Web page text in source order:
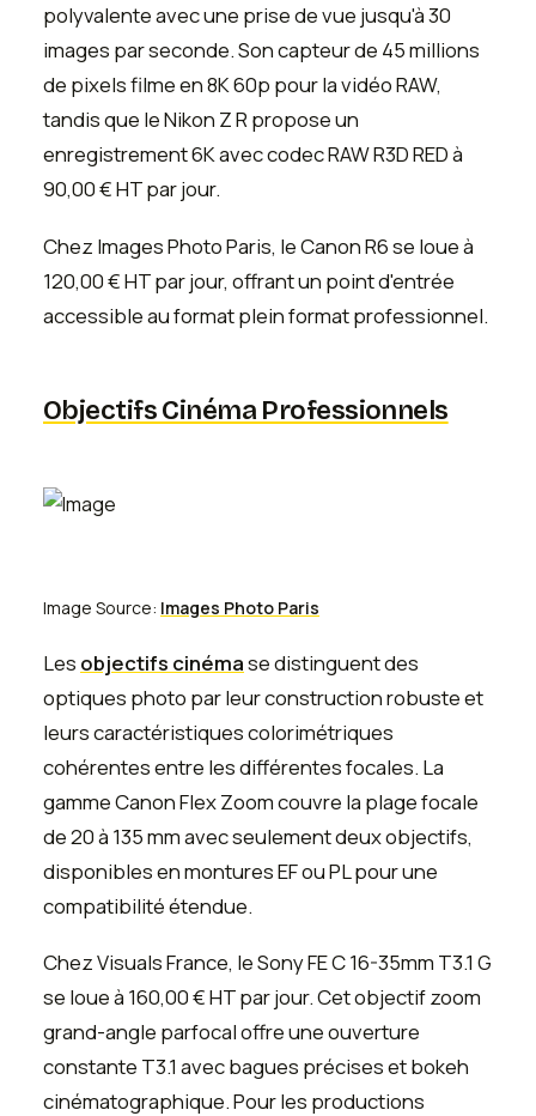
polyvalente avec une prise de vue jusqu'à 30
images par seconde. Son capteur de 45 millions
de pixels filme en 8K 60p pour la vidéo RAW,
tandis que le Nikon Z R propose un
enregistrement 6K avec codec RAW R3D RED à
90,00 € HT par jour.
Chez Images Photo Paris, le Canon R6 se loue à
120,00 € HT par jour, offrant un point d'entrée
accessible au format plein format professionnel.
Objectifs Cinéma Professionnels
Image Source: Images Photo Paris
Les objectifs cinémase distinguent des
optiques photo par leur construction robuste et
leurs caractéristiques colorimétriques
cohérentes entre les différentes focales. La
gamme Canon Flex Zoom couvre la plage focale
de 20 à 135 mm avec seulement deux objectifs,
disponibles en montures EF ou PL pour une
compatibilité étendue.
Chez Visuals France, le Sony FE C 16-35mm T3.1 G
se loue à 160,00 € HT par jour. Cet objectif zoom
grand-angle parfocal offre une ouverture
constante T3.1 avec bagues précises et bokeh
cinématographique. Pour les productions